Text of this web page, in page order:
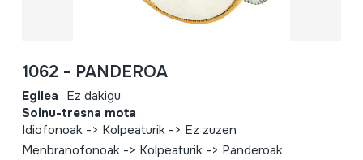
1062 - PANDEROA
Egilea Ez dakigu.
Soinu-tresna mota
Idiofonoak -> Kolpeaturik -> Ez zuzen
Menbranofonoak -> Kolpeaturik -> Panderoak